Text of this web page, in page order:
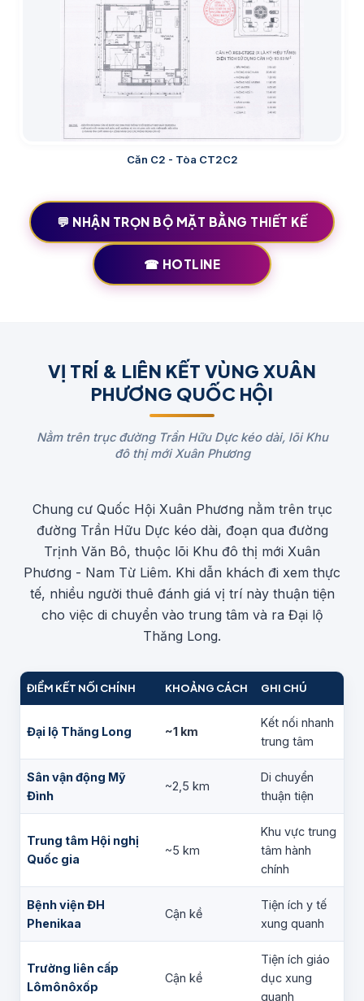
Căn C2 - Tòa CT2C2
💬 NHẬN TRỌN BỘ MẶT BẰNG THIẾT KẾ
☎ HOTLINE
VỊ TRÍ & LIÊN KẾT VÙNG XUÂN
PHƯƠNG QUỐC HỘI
Nằm trên trục đường Trần Hữu Dực kéo dài, lõi Khu
đô thị mới Xuân Phương
Chung cư Quốc Hội Xuân Phương nằm trên trục
đường Trần Hữu Dực kéo dài, đoạn qua đường
Trịnh Văn Bô, thuộc lõi Khu đô thị mới Xuân
Phương - Nam Từ Liêm. Khi dẫn khách đi xem thực
tế, nhiều người thuê đánh giá vị trí này thuận tiện
cho việc di chuyển vào trung tâm và ra Đại lộ
Thăng Long.
ĐIỂM KẾT NỐI CHÍNH KHOẢNG CÁCH GHI CHÚ
Đại lộ Thăng Long ~1 km
Kết nối nhanh
trung tâm
Sân vận động Mỹ
Đình
~2,5 km
Di chuyển
thuận tiện
Trung tâm Hội nghị
Quốc gia
~5 km
Khu vực trung
tâm hành
chính
Bệnh viện ĐH
Phenikaa
Cận kề
Tiện ích y tế
xung quanh
Trường liên cấp
Lômônôxốp
Cận kề
Tiện ích giáo
dục xung
quanh